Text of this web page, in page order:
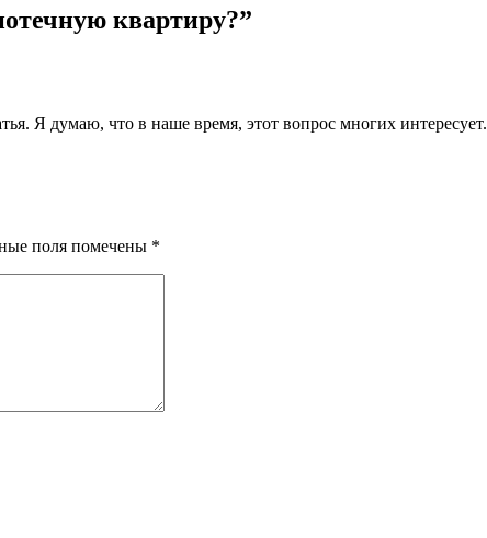
квартиру?”
Я думаю, что в наше время, этот вопрос многих интересует.
поля помечены *